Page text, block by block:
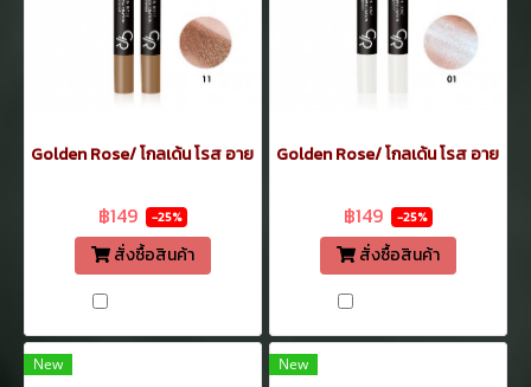
Golden Rose/ โกลเด้น โรส อายแชโดว์ เครยอน กันน้ำ 3.5 กรัม ทาเปลือก
฿149 -25%
สั่งซื้อสินค้า
Golden Rose/ โกลเด้น โรส อายแช
฿149 -25%
สั่งซื้อสินค้า
New New